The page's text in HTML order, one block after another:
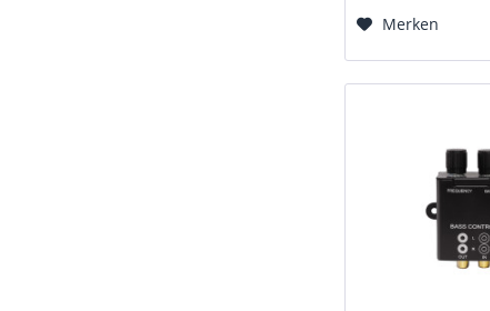
Schalldruck: 90 dB;
Merken